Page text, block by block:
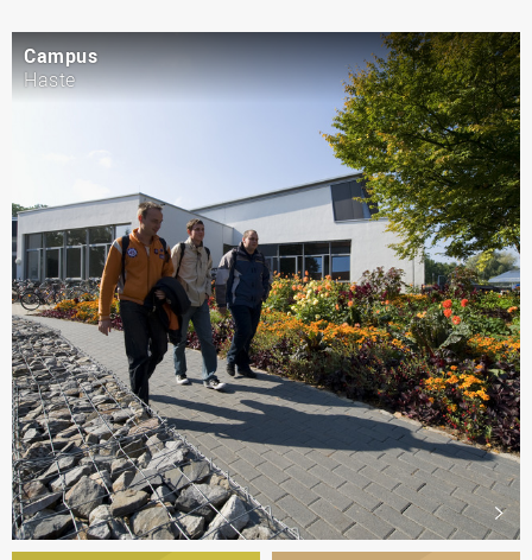
Campus
Haste